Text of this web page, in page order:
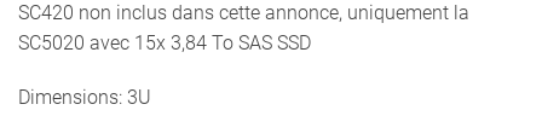
SC420 non inclus dans cette annonce, uniquement la
SC5020 avec 15x 3,84 To SAS SSD
Dimensions: 3U